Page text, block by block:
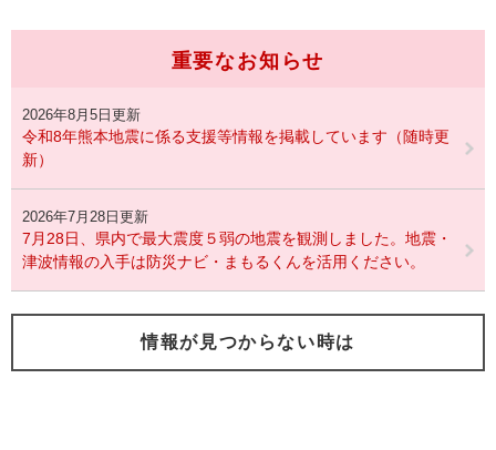
重要なお知らせ
2026年8月5日更新
令和8年熊本地震に係る支援等情報を掲載しています（随時更
新）
2026年7月28日更新
7月28日、県内で最大震度５弱の地震を観測しました。地震・
津波情報の入手は防災ナビ・まもるくんを活用ください。
情報が見つからない時は